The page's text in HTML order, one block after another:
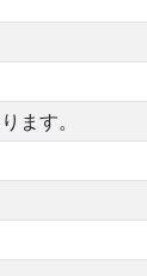
ます。